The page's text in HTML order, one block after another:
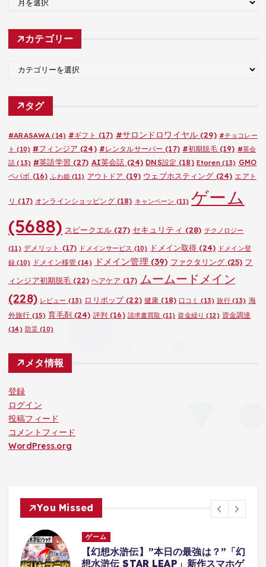
カ
カテゴリー
ゴ
タグ
#ARASAWA (14) #ギフト (17) #サロンドロワイヤル(29) #チョコレー
ト (10) #フィンジア (24) #レンタルサーバー (17) #初期脱毛(19) #英会
話 (13) #英語学習 (27) AI英会話 (24) DNS設定 (18) Etoren(13) GMO
ペパボ (16) ふわ姫(11) アウトドア (19) ウェブホスティング (24) エアト
リ (17) オンラインショッピング(18) キャンペーン (11) ゲーム
(5688) スピークエル(27) セキュリティ (28) テクノロジー
(11) デメリット (17) ドメインサービス (10) ドメイン取得 (24) ドメイン登
録 (10) ドメイン移管(14) ドメイン管理 (39) ファクタリング (25) フ
ィンジア初期脱毛 (22) ヘアケア (17) ムームードメイン
(228) レビュー (13) ロリポップ(22) 健康 (18) 口コミ (13) 旅行(13) 海
外旅行 (15) 育毛剤(24) 評判 (16) 請求書買取 (11) 資金繰り (12) 資金調達
(14) 防災 (10)
メタ情報
登録
ログイン
投稿フィード
コメントフィード
WordPress.org
You Missed
”「幻
マホゲ
僕はおそらくボディーガードを解雇
れます【Mr.President】#ゲーム実